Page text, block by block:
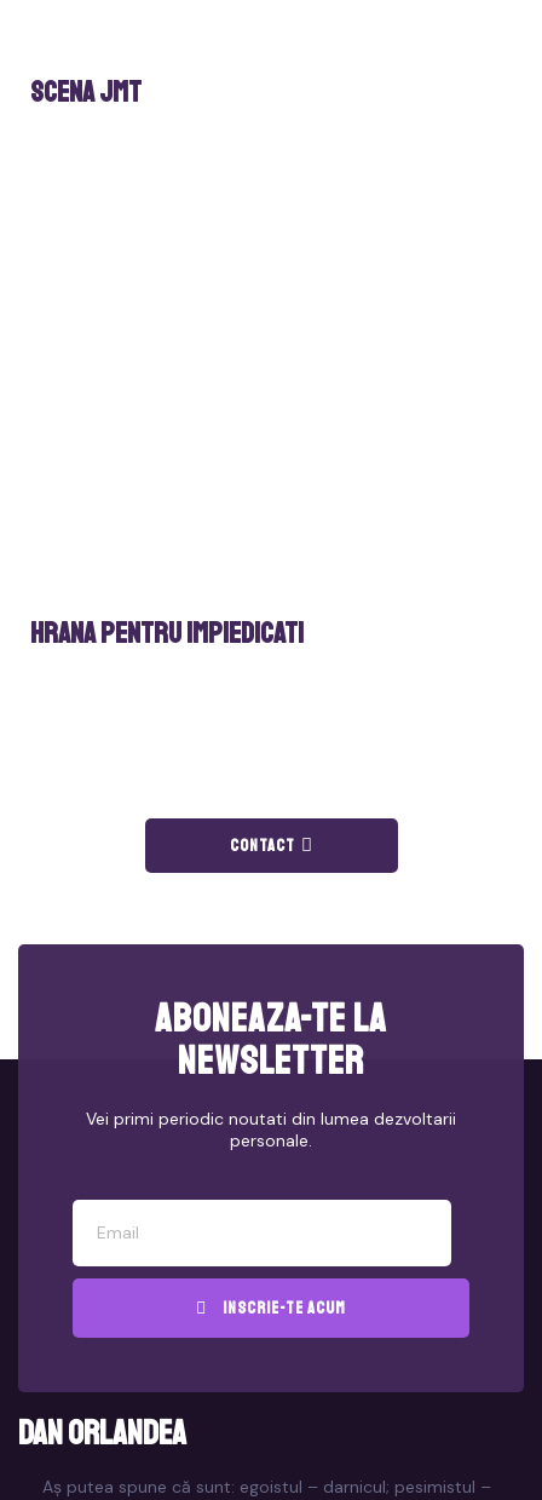
Scena JMT
Hrana pentru impiedicati
CONTACT
Aboneaza-te la
newsletter
Vei primi periodic noutati din lumea dezvoltarii
personale.
Inscrie-te acum
Dan Orlandea
Aș putea spune că sunt: egoistul – darnicul; pesimistul –